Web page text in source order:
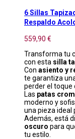
6 Sillas
Respaldo
559,90 €
Transforma tu
con esta silla
Con asiento y
te garantiza
perder el toque
Las patas
moderno y
una pieza ideal
Además, está
oscuro para
tu estilo.